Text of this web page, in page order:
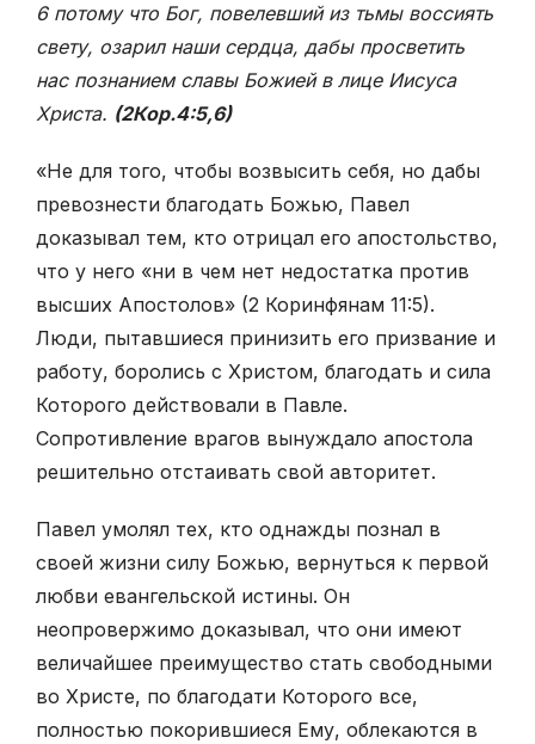
6 потому что Бог, повелевший из тьмы воссиять
свету, озарил наши сердца, дабы просветить
нас познанием славы Божией в лице Иисуса
Христа. (2Кор.4:5,6)
«Не для того, чтобы возвысить себя, но дабы
превознести благодать Божью, Павел
доказывал тем, кто отрицал его апостольство,
что у него «ни в чем нет недостатка против
высших Апостолов» (2 Коринфянам 11:5).
Люди, пытавшиеся принизить его призвание и
работу, боролись с Христом, благодать и сила
Которого действовали в Павле.
Сопротивление врагов вынуждало апостола
решительно отстаивать свой авторитет.
Павел умолял тех, кто однажды познал в
своей жизни силу Божью, вернуться к первой
любви евангельской истины. Он
неопровержимо доказывал, что они имеют
величайшее преимущество стать свободными
во Христе, по благодати Которого все,
полностью покорившиеся Ему, облекаются в